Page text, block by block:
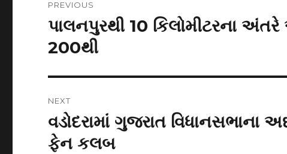
navigation
PREVIOUS
Previous
post:
પાલનપુરથી 10 કિલોમીટરના
200થી
NEXT
Next
post:
વડોદરામાં ગુજરાત વિધાનસભાના
ફેન કલબ